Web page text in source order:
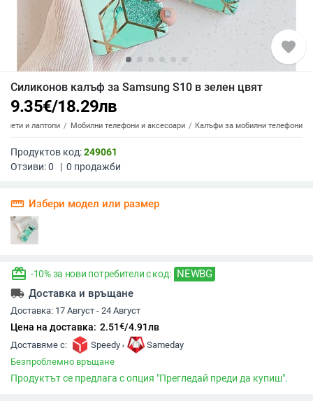
favorite
Силиконов калъф за Samsung S10 в зелен цвят
9.35€/18.29лв
и лаптопи Мобилни телефони и аксесоари Калъфи за мобилни телефони
Продуктов код:249061
Отзиви:0 | 0 продажби
straighten Избери модел или размер
redeem -10% за нови потребители с код: NEWBG
local_shipping Доставка и връщане
Доставка: 17 Август - 24 Август
Цена на доставка: 2.51€/4.91лв
Доставяме с: Speedy ,
Sameday
Безпроблемно връщане
Продуктът се предлага с опция "Прегледай преди да купиш".